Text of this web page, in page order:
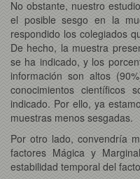
No obstante, nuestro
el posible sesgo en la
respondido los colegiados
De hecho, la muestra
se ha indicado, y los
información son altos
conocimientos
indicado. Por ello, ya
muestras menos sesgadas.
Por otro lado, convendría
factores Mágica y
estabilidad temporal del